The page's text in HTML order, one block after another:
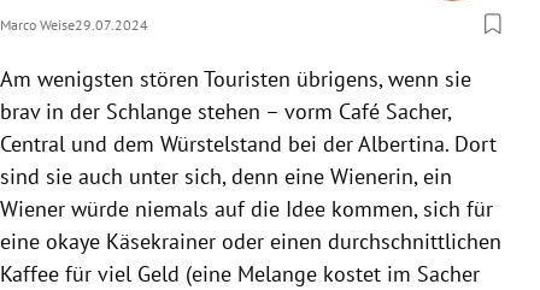
Marco Weise29.07.2024
Am wenigsten stören Touristen übrigens, wenn sie
brav in der Schlange stehen – vorm Café Sacher,
Central und dem Würstelstand bei der Albertina. Dort
sind sie auch unter sich, denn eine Wienerin, ein
Wiener würde niemals auf die Idee kommen, sich für
eine okaye Käsekrainer oder einen durchschnittlichen
Kaffee für viel Geld (eine Melange kostet im Sacher